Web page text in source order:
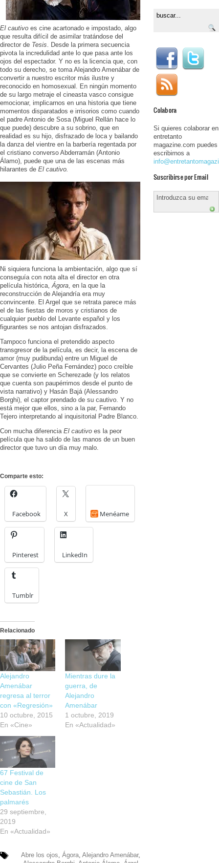
El cautivo es cine acartonado e impostado, algo
que resulta difícil de asimilar tratándose del
director de Tesis . Desde la primera secuencia
pivota la incredulidad ante lo que pasa ante los
ojos del espectador. Y no es la licencia que, con
todo su derecho, se toma Alejandro Amenábar de
convertir a nuestro escritor más ilustre y
reconocido en homosexual. En ningún momento
de su largo metraje el cineasta vasco consigue
emocionar, implicarnos en una historia que tiene
momentos disparatados e irrisorios como cuando
el padre Antonio de Sosa (Miguel Rellán hace lo
que puede) descubre a su sobrino, que en
realidad es su hijo, disfrazado de loca y bailando
la danza del vientre en la barbería regentada por
el cristiano converso Abderramán (Antonio
Álamo), puede que una de las escenas más
hilarantes de El cautivo.
Ni siquiera funciona la ambientación, algo que sí
conseguía con nota alta el director en otra
película histórica,Ágora, en la que la
reconstrucción de Alejandría era muy
convincente. El Argel que se retrata parece más
el de las fiestas de moros y cristianos de
cualquier pueblo del Levante español y los
figurantes se nos antojan disfrazados.
Tampoco funciona el pretendido aspecto
transgresor de la película, es decir, la escena de
amor (muy pudibunda) entre un Miguel de
Cervantes (Julio Peña Fernández) poco creíble
que se convierte en Scherezade (y los relatos
que cuenta son paupérrimos desde el punto de
vista narrativo) y Hasán Bajá (Alessandro
Borghi), el captor prendado de su cautivo. Y no
está mejor que ellos, sino a la par, Fernando
Tejero interpretando al inquisitorial Padre Blanco.
Con mucha diferencia El cautivo es la peor
película que ha salido de las manos de un buen
director que tuvo un día muy malo.
Comparte esto:
Facebook X Menéame
Pinterest LinkedIn
Tumblr
Relacionado
Alejandro
Amenábar
regresa al terror
con «Regresión»
10 octubre, 2015
En «Cine»
Mientras dure la
guerra, de
Alejandro
Amenábar
1 octubre, 2019
En «Actualidad»
67 Festival de
cine de San
Sebastián. Los
palmarés
29 septiembre,
2019
En «Actualidad»
Abre los ojos Ágora, Alejandro Amenábar,
Colabora
Si quieres colaborar en
entretanto
magazine.com puedes
escribirnos a
Suscribirse por Email